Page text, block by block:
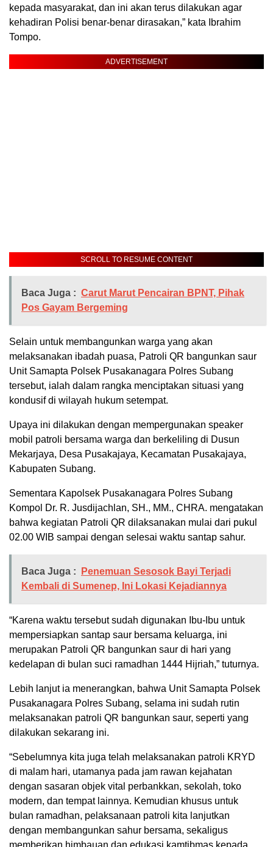
kepada masyarakat, dan ini akan terus dilakukan agar
kehadiran Polisi benar-benar dirasakan,” kata Ibrahim
Tompo.
ADVERTISEMENT
SCROLL TO RESUME CONTENT
Baca Juga : Carut Marut Pencairan BPNT, Pihak
Pos Gayam Bergeming
Selain untuk membangunkan warga yang akan
melaksanakan ibadah puasa, Patroli QR bangunkan saur
Unit Samapta Polsek Pusakanagara Polres Subang
tersebut, ialah dalam rangka menciptakan situasi yang
kondusif di wilayah hukum setempat.
Upaya ini dilakukan dengan mempergunakan speaker
mobil patroli bersama warga dan berkeliling di Dusun
Mekarjaya, Desa Pusakajaya, Kecamatan Pusakajaya,
Kabupaten Subang.
Sementara Kapolsek Pusakanagara Polres Subang
Kompol Dr. R. Jusdijachlan, SH., MM., CHRA. mengatakan
bahwa kegiatan Patroli QR dilaksanakan mulai dari pukul
02.00 WIB sampai dengan selesai waktu santap sahur.
Baca Juga :
Penemuan Sesosok Bayi Terjadi
Kembali di Sumenep, Ini Lokasi Kejadiannya
“Karena waktu tersebut sudah digunakan Ibu-Ibu untuk
mempersiapkan santap saur bersama keluarga, ini
merupakan Patroli QR bangunkan saur di hari yang
kedelapan di bulan suci ramadhan 1444 Hijriah,” tuturnya.
Lebih lanjut ia menerangkan, bahwa Unit Samapta Polsek
Pusakanagara Polres Subang, selama ini sudah rutin
melaksanakan patroli QR bangunkan saur, seperti yang
dilakukan sekarang ini.
“Sebelumnya kita juga telah melaksanakan patroli KRYD
di malam hari, utamanya pada jam rawan kejahatan
dengan sasaran objek vital perbankkan, sekolah, toko
modern, dan tempat lainnya. Kemudian khusus untuk
bulan ramadhan, pelaksanaan patroli kita lanjutkan
dengan membangunkan sahur bersama, sekaligus